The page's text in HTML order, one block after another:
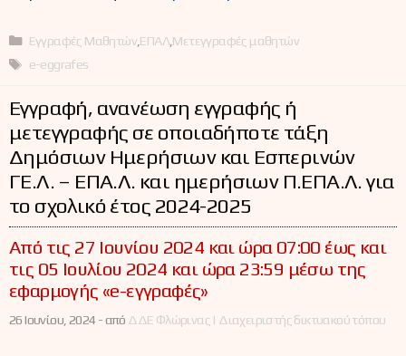
Κατηγορίες
Εγγραφές Μαθητών ΕΠΑΛ Μετεγγραφές μαθητών
Ετικέτες
e-eggrafes
Εγγραφή, ανανέωση εγγραφής ή
μετεγγραφής σε οποιαδήποτε τάξη
Δημόσιων Ημερήσιων και Εσπερινών
ΓΕ.Λ. – ΕΠΑ.Λ. και ημερήσιων Π.ΕΠΑ.Λ. για
το σχολικό έτος 2024-2025
Από τις 27 Ιουνίου 2024 και ώρα 07:00 έως και
τις 05 Ιουλίου 2024 και ώρα 23:59 μέσω της
εφαρμογής «e-εγγραφές»
26 Ιουνίου, 2024 -από ΔΔΕ Φλώρινας | Διαχειριστής δικτυακού τόπου